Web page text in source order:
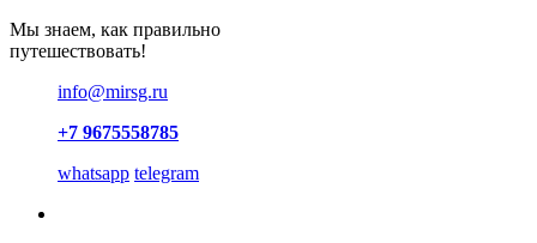
Мы знаем, как правильно
путешествовать!
info@mirsg.ru
+7 9675558785
whatsapp telegram